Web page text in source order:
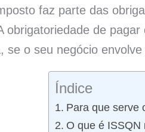
faz parte das
obrigatoriedade de
se o seu negócio
Índice
Para que serve
O que é ISSQN